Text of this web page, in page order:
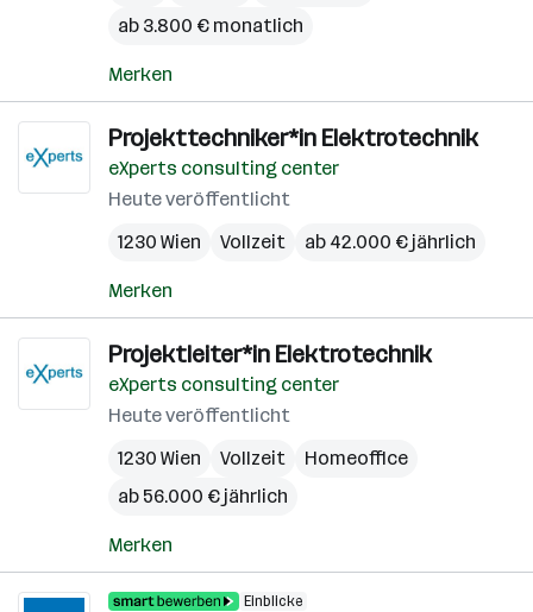
ab 3.800 € monatlich
Merken
Projekttechniker*in Elektrotechnik
eXperts consulting center
Heute veröffentlicht
1230 Wien
Vollzeit ab 42.000 € jährlich
Merken
Projektleiter*in Elektrotechnik
eXperts consulting center
Heute veröffentlicht
1230 Wien
Vollzeit
Homeoffice
ab 56.000 € jährlich
Merken
Einblicke